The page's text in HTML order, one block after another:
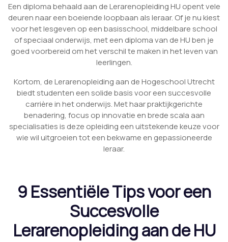
Een diploma behaald aan de Lerarenopleiding HU opent vele
deuren naar een boeiende loopbaan als leraar. Of je nu kiest
voor het lesgeven op een basisschool, middelbare school
of speciaal onderwijs, met een diploma van de HU ben je
goed voorbereid om het verschil te maken in het leven van
leerlingen.
Kortom, de Lerarenopleiding aan de Hogeschool Utrecht
biedt studenten een solide basis voor een succesvolle
carrière in het onderwijs. Met haar praktijkgerichte
benadering, focus op innovatie en brede scala aan
specialisaties is deze opleiding een uitstekende keuze voor
wie wil uitgroeien tot een bekwame en gepassioneerde
leraar.
9 Essentiële Tips voor een
Succesvolle
Lerarenopleiding aan de HU